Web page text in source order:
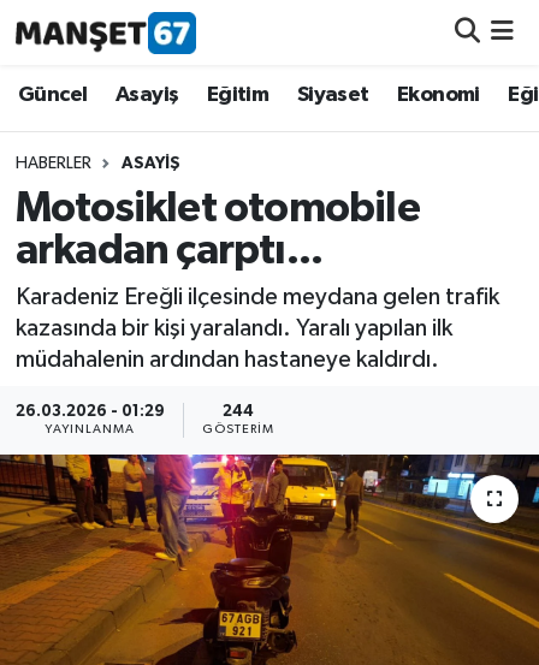
Güncel Asayiş Eğitim Siyaset Ekonomi
HABERLER ASAYIŞ
Motosiklet otomobile
arkadan çarptı...
Karadeniz Ereğli ilçesinde meydana gelen trafik
kazasında bir kişi yaralandı. Yaralı yapılan ilk
müdahalenin ardından hastaneye kaldırdı.
26.03.2026 - 01:29
YAYINLANMA
244
GÖSTERIM
Güncel
Asayiş
Siyaset
Eğitim
Kültür-Sanat
Magazin
Medya
Mizah